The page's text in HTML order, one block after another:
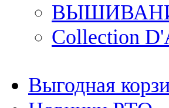
Collection
Выгодная